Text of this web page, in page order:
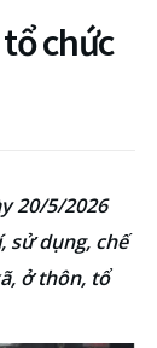
chức
20/5/2026
sử dụng, chế
ở thôn, tổ